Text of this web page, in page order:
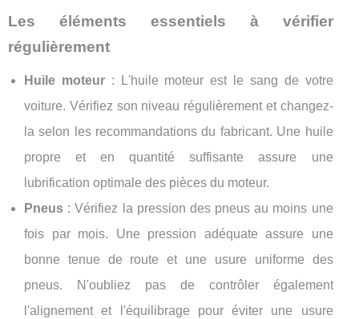
Les éléments essentiels à vérifier
régulièrement
Huile moteur: L'huile moteur est le sang de votre
voiture. Vérifiez son niveau régulièrement et changez-
la selon les recommandations du fabricant. Une huile
propre et en quantité suffisante assure une
lubrification optimale des pièces du moteur.
Pneus : Vérifiez la pression des pneus au moins une
fois par mois. Une pression adéquate assure une
bonne tenue de route et une usure uniforme des
pneus. N'oubliez pas de contrôler également
l'alignement et l'équilibrage pour éviter une usure